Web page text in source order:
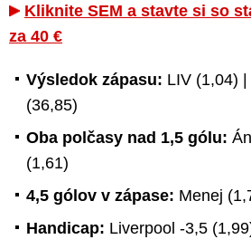
Kliknite SEM a stavte si so
za 40 €
Výsledok zápasu: LIV (1,04)
(36,85)
Oba polčasy nad 1,5 gólu:
(1,61)
4,5 gólov v zápase: Menej
Handicap: Liverpool -3,5